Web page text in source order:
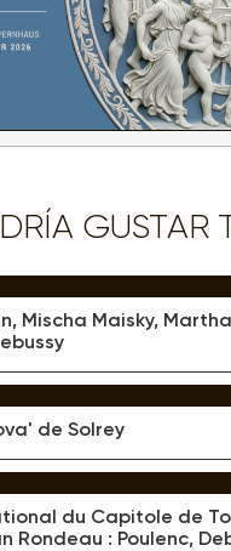
GUSTAR
Mischa Maisky,
de Solrey
du Capitole de
Rondeau : Poulenc,